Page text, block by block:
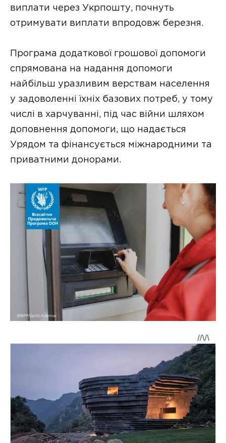
виплати через Укрпошту, почнуть
отримувати виплати впродовж березня.
Програма додаткової грошової допомоги
спрямована на надання допомоги
найбільш уразливим верствам населення
у задоволенні їхніх базових потреб, у тому
числі в харчуванні, під час війни шляхом
доповнення допомоги, що надається
Урядом та фінансується міжнародними та
приватними донорами.